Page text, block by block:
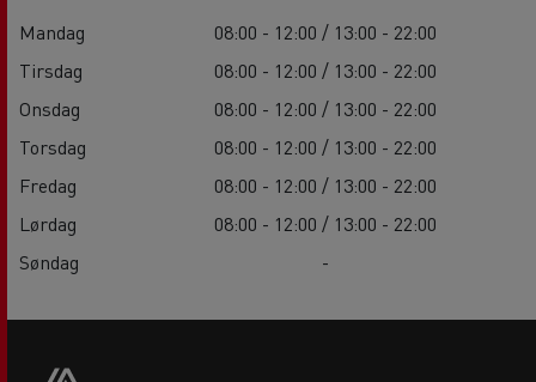
Mandag
08:00 - 12:00 / 13:00 - 22:00
Tirsdag
08:00 - 12:00 / 13:00 - 22:00
Onsdag
08:00 - 12:00 / 13:00 - 22:00
Torsdag
08:00 - 12:00 / 13:00 - 22:00
Fredag
08:00 - 12:00 / 13:00 - 22:00
Lørdag
08:00 - 12:00 / 13:00 - 22:00
Søndag
-